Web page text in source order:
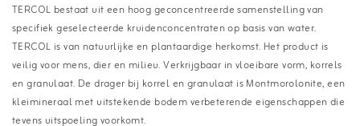
TERCOL bestaat uit een hoog geconcentreerde samenstelling van
specifiek geselecteerde kruidenconcentraten op basis van water.
TERCOL is van natuurlijke en plantaardige herkomst. Het product is
veilig voor mens, dier en milieu. Verkrijgbaar in vloeibare vorm, korrels
en granulaat. De drager bij korrel en granulaat is Montmorolonite, een
kleimineraal met uitstekende bodem verbeterende eigenschappen die
tevens uitspoeling voorkomt.